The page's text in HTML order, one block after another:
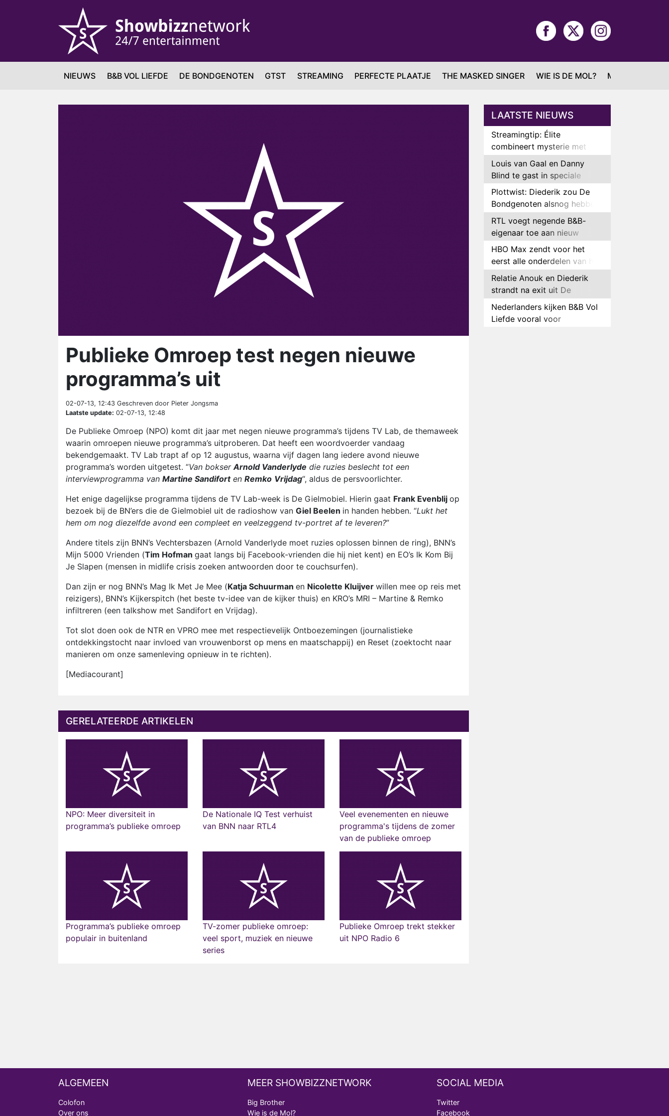
NIEUWS B&B VOL LIEFDE DE BONDGENOTEN GTST STREAMING PERFECTE PLAATJE THE MASKED SINGER WIE IS DE MOL? MAFS
Publieke Omroep test negen nieuwe
programma’s uit
02-07-13, 12:43 Geschreven door Pieter Jongsma
Laatste update: 02-07-13, 12:48
De Publieke Omroep (NPO) komt dit jaar met negen nieuwe programma’s tijdens TV Lab, de themaweek
waarin omroepen nieuwe programma’s uitproberen. Dat heeft een woordvoerder vandaag
bekendgemaakt. TV Lab trapt af op 12 augustus, waarna vijf dagen lang iedere avond nieuwe
programma’s worden uitgetest. “Van bokserArnold Vanderlyde die ruzies beslecht tot een
interviewprogramma van Martine Sandiforten Remko Vrijdag“, aldus de persvoorlichter.
Het enige dagelijkse programma tijdens de TV Lab-week is De Gielmobiel. Hierin gaat Frank Evenblij op
bezoek bij de BN’ers die de Gielmobiel uit de radioshow van Giel Beelen in handen hebben. “Lukt het
hem om nog diezelfde avond een compleet en veelzeggend tv-portret af te leveren?”
Andere titels zijn BNN’s Vechtersbazen (Arnold Vanderlyde moet ruzies oplossen binnen de ring), BNN’s
Mijn 5000 Vrienden (Tim Hofman gaat langs bij Facebook-vrienden die hij niet kent) en EO’s Ik Kom Bij
Je Slapen (mensen in midlife crisis zoeken antwoorden door te couchsurfen).
Dan zijn er nog BNN’s Mag Ik Met Je Mee (Katja Schuurman en Nicolette Kluijver willen mee op reis met
reizigers), BNN’s Kijkerspitch (het beste tv-idee van de kijker thuis) en KRO’s MRI – Martine & Remko
infiltreren (een talkshow met Sandifort en Vrijdag).
Tot slot doen ook de NTR en VPRO mee met respectievelijk Ontboezemingen (journalistieke
ontdekkingstocht naar invloed van vrouwenborst op mens en maatschappij) en Reset (zoektocht naar
manieren om onze samenleving opnieuw in te richten).
[Mediacourant]
GERELATEERDE ARTIKELEN
NPO: Meer diversiteit in
programma’s publieke omroep
De Nationale IQ Test verhuist
van BNN naar RTL4
Veel evenementen en nieuwe
programma's tijdens de zomer
van de publieke omroep
Programma’s publieke omroep
populair in buitenland
TV-zomer publieke omroep:
veel sport, muziek en nieuwe
series
Publieke Omroep trekt stekker
uit NPO Radio 6
LAATSTE NIEUWS
Streamingtip: Élite
combineert mysterie met
romantie
Louis van Gaal en Danny
Blind te gast in speciale
aflevering van Tussen de
Palen
Plottwist: Diederik zou De
Bondgenoten alsnog hebben
verlaten
RTL voegt negende B&B-
eigenaar toe aan nieuw
seizoen B&B Vol Liefde
HBO Max zendt voor het
eerst alle onderdelen van het
EK Atletiek uit
Relatie Anouk en Diederik
strandt na exit uit De
Bondgenoten
Nederlanders kijken B&B Vol
Liefde vooral voor
ALGEMEEN
Colofon
Over ons
MEER SHOWBIZZNETWORK
Big Brother
Wie is de Mol?
SOCIAL MEDIA
Twitter
Facebook